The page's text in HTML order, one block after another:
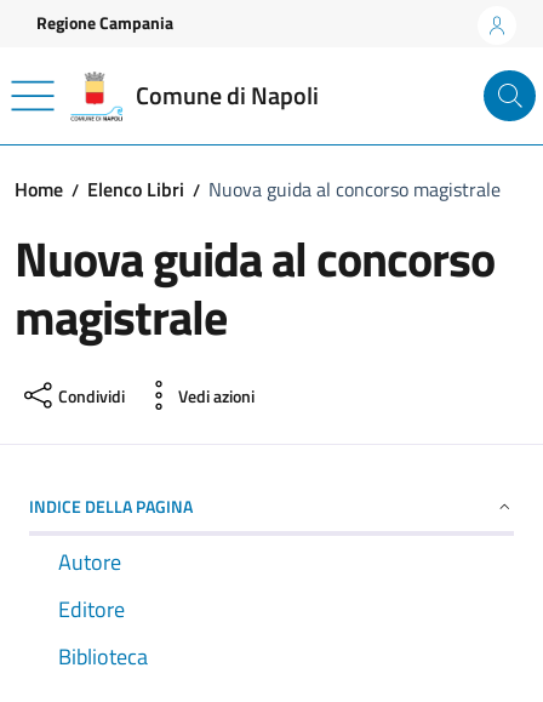
Vai ai contenuti
Vai al footer
Regione Campania
Comune di Napoli
Home Elenco Libri Nuova guida al concorso magistrale
Nuova guida al concorso
magistrale
Condividi Vedi azioni
INDICE DELLA PAGINA
Autore
Editore
Biblioteca